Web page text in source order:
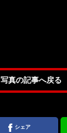
写真の記事へ戻る
シェア